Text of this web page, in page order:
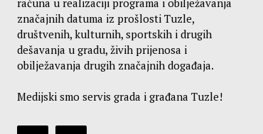
računa u realizaciji programa i obilježavanja
značajnih datuma iz prošlosti Tuzle,
društvenih, kulturnih, sportskih i drugih
dešavanja u gradu, živih prijenosa i
obilježavanja drugih značajnih događaja.
Medijski smo servis grada i građana Tuzle!